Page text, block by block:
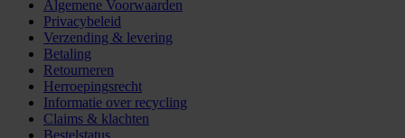
Algemene Voorwaarden
Privacybeleid
Verzending & levering
Betaling
Retourneren
Herroepingsrecht
Informatie over recycling
Claims & klachten
Bestelstatus